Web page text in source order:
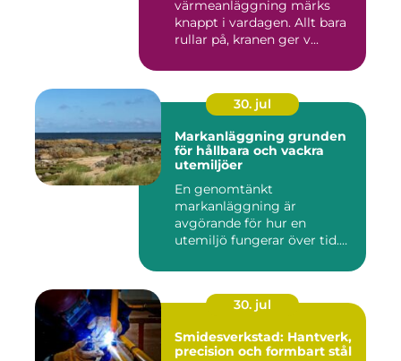
värmeanläggning märks
knappt i vardagen. Allt bara
rullar på, kranen ger v...
30. jul
Markanläggning grunden
för hållbara och vackra
utemiljöer
En genomtänkt
markanläggning är
avgörande för hur en
utemiljö fungerar över tid.
30. jul
Smidesverkstad: Hantverk,
precision och formbart stål